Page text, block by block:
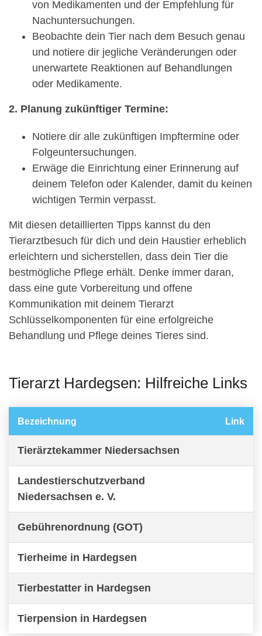
von Medikamenten und der Empfehlung für
Nachuntersuchungen.
Beobachte dein Tier nach dem Besuch genau
und notiere dir jegliche Veränderungen oder
unerwartete Reaktionen auf Behandlungen
oder Medikamente.
2. Planung zukünftiger Termine:
Notiere dir alle zukünftigen Impftermine oder
Folgeuntersuchungen.
Erwäge die Einrichtung einer Erinnerung auf
deinem Telefon oder Kalender, damit du keinen
wichtigen Termin verpasst.
Mit diesen detaillierten Tipps kannst du den
Tierarztbesuch für dich und dein Haustier erheblich
erleichtern und sicherstellen, dass dein Tier die
bestmögliche Pflege erhält. Denke immer daran,
dass eine gute Vorbereitung und offene
Kommunikation mit deinem Tierarzt
Schlüsselkomponenten für eine erfolgreiche
Behandlung und Pflege deines Tieres sind.
Tierarzt Hardegsen: Hilfreiche Links
Bezeichnung Link
Tierärztekammer Niedersachsen
Landestierschutzverband
Niedersachsen e. V.
Gebührenordnung (GOT)
Tierheime in Hardegsen
Tierbestatter in Hardegsen
Tierpension in Hardegsen